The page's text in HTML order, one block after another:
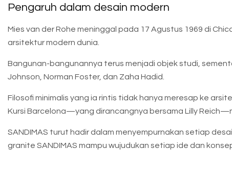
Pengaruh dalam desain modern
Mies van der Rohe meninggal pada 17 Agustus 1969 di
arsitektur modern dunia.
Bangunan-bangunannya terus menjadi objek studi,
Johnson, Norman Foster, dan Zaha Hadid.
Filosofi minimalis yang ia rintis tidak hanya meresap ke
Kursi Barcelona—yang dirancangnya bersama Lilly
SANDIMAS turut hadir dalam menyempurnakan setiap
granite SANDIMAS mampu wujudukan setiap ide dan